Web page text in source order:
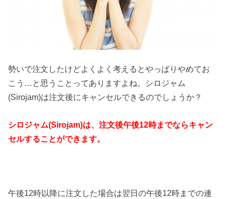
勢いで注文したけどよくよく考えるとやっぱりやめてお
こう…と思うことってありますよね。シロジャム
(Sirojam)は注文後にキャンセルできるのでしょうか？
シロジャム(Sirojam)は、注文後午後12時までならキャン
セルすることができます。
午後12時以降に注文した場合は翌日の午後12時までの連